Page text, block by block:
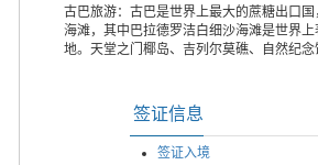
古巴旅游：古巴是世界上最大的蔗糖出口
海滩，其中巴拉德罗洁白细沙海滩是世界
地。天堂之门椰岛、吉列尔莫礁、自然纪
签证信息
签证入境